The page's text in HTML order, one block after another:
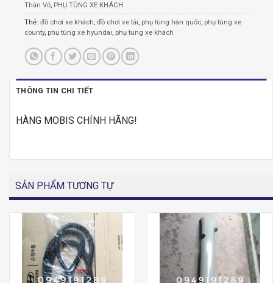
Thân Vỏ, PHỤ TÙNG XE KHÁCH
Thẻ: đồ chơi xe khách, đồ chơi xe tải, phụ tùng hàn quốc, phụ tùng xe
county, phụ tùng xe hyundai, phụ tung xe khách
THÔNG TIN CHI TIẾT
HÀNG MOBIS CHÍNH HÃNG!
SẢN PHẨM TƯƠNG TỰ